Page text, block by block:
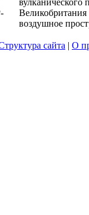
Великобритания
воздушное
сайта | О